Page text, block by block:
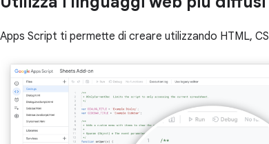
Apps Script ti permette di creare utilizzando HTML,